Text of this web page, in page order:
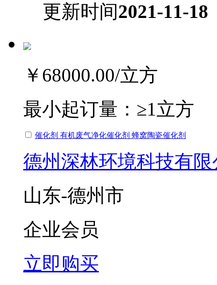
更新时间2021-11-18
￥68000.00/立方
最小起订量： ≥1立方
催化剂 有机废气净化催化剂 蜂窝陶瓷催化剂
德州深林环境科技有限
山东-德州市
企业会员
立即购买